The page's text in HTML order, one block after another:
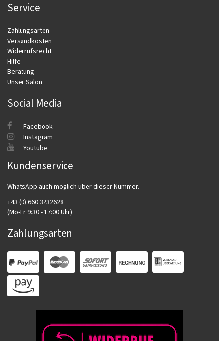
Service
Zahlungsarten
Versandkosten
Widerrufsrecht
Hilfe
Beratung
Unser Salon
Social Media
Facebook
Instagram
Youtube
Kundenservice
WhatsApp auch möglich über dieser Nummer.
+43 (0) 660 3232628
(Mo-Fr 9:30 - 17:00 Uhr)
Zahlungsarten